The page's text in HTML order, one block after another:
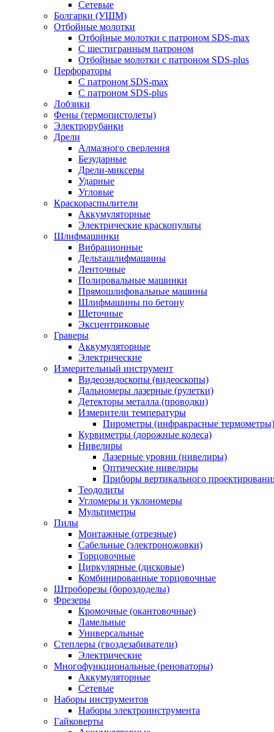
Сетевые
Болгарки (УШМ)
Отбойные молотки
Отбойные молотки с патроном SDS-max
С шестигранным патроном
Отбойные молотки с патроном SDS-plus
Перфораторы
С патроном SDS-max
С патроном SDS-plus
Лобзики
Фены (термопистолеты)
Электрорубанки
Дрели
Алмазного сверления
Безударные
Дрели-миксеры
Ударные
Угловые
Краскораспылители
Аккумуляторные
Электрические краскопульты
Шлифмашинки
Вибрационные
Дельташлифмашины
Ленточные
Полировальные машинки
Прямошлифовальные машины
Шлифмашины по бетону
Щеточные
Эксцентриковые
Граверы
Аккумуляторные
Электрические
Измерительный инструмент
Видеоэндоскопы (видеоскопы)
Дальномеры лазерные (рулетки)
Детекторы металла (проводки)
Измерители температуры
Пирометры (инфракрасные термометры)
Курвиметры (дорожные колеса)
Нивелиры
Лазерные уровни (нивелиры)
Оптические нивелиры
Приборы вертикального
Теодолиты
Угломеры и уклономеры
Мультиметры
Пилы
Монтажные (отрезные)
Сабельные (электроножовки)
Торцовочные
Циркулярные (дисковые)
Комбинированные торцовочные
Штроборезы (бороздоделы)
Фрезеры
Кромочные (окантовочные)
Ламельные
Универсальные
Степлеры (гвоздезабиватели)
Электрические
Многофункциональные (реноваторы)
Аккумуляторные
Сетевые
Наборы инструментов
Наборы электроинструмента
Гайковерты